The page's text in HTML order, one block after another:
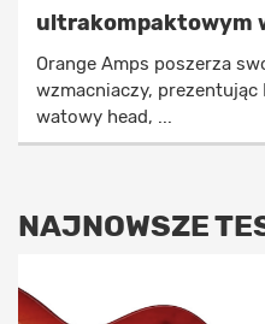
ultrakompaktowym
Orange Amps poszerza
wzmacniaczy,
watowy head, ...
NAJNOWSZE